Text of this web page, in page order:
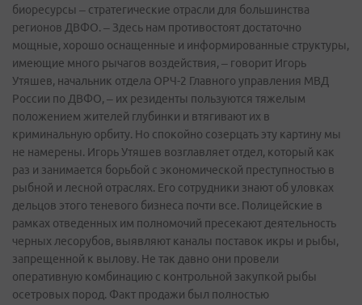
биоресурсы – стратегические отрасли для большинства
регионов ДВФО. – Здесь нам противостоят достаточно
мощные, хорошо оснащенные и информированные структуры,
имеющие много рычагов воздействия, – говорит Игорь
Утяшев, начальник отдела ОРЧ-2 Главного управления МВД
России по ДВФО, – их резиденты пользуются тяжелым
положением жителей глубинки и втягивают их в
криминальную орбиту. Но спокойно созерцать эту картину мы
не намерены. Игорь Утяшев возглавляет отдел, который как
раз и занимается борьбой с экономической преступностью в
рыбной и лесной отраслях. Его сотрудники знают об уловках
дельцов этого теневого бизнеса почти все. Полицейские в
рамках отведенных им полномочий пресекают деятельность
черных лесорубов, выявляют каналы поставок икры и рыбы,
запрещенной к вылову. Не так давно они провели
оперативную комбинацию с контрольной закупкой рыбы
осетровых пород. Факт продажи был полностью